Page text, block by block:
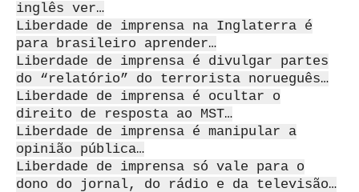
inglês ver…
Liberdade de imprensa na Inglaterra é
para brasileiro aprender…
Liberdade de imprensa é divulgar partes
do “relatório” do terrorista norueguês…
Liberdade de imprensa é ocultar o
direito de resposta ao MST…
Liberdade de imprensa é manipular a
opinião pública…
Liberdade de imprensa só vale para o
dono do jornal, do rádio e da televisão…